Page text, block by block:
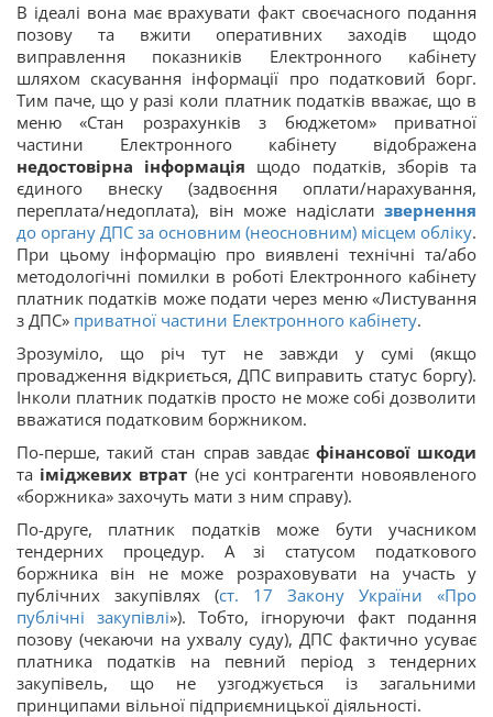
В ідеалі вона має врахувати факт своєчасного подання
позову та вжити оперативних заходів щодо
виправлення показників Електронного кабінету
шляхом скасування інформації про податковий борг.
Тим паче, що у разі коли платник податків вважає, що в
меню «Стан розрахунків з бюджетом» приватної
частини Електронного кабінету відображена
недостовірна інформація щодо податків, зборів та
єдиного внеску (задвоєння оплати/нарахування,
переплата/недоплата), він може надіслати звернення
до органу ДПС за основним (неосновним) місцем обліку.
При цьому інформацію про виявлені технічні та/або
методологічні помилки в роботі Електронного кабінету
платник податків може подати через меню «Листування
з ДПС» приватної частини Електронного кабінету.
Зрозуміло, що річ тут не завжди у сумі (якщо
провадження відкриється, ДПС виправить статус боргу).
Інколи платник податків просто не може собі дозволити
вважатися податковим боржником.
По-перше, такий стан справ завдає фінансової шкоди
та іміджевих втрат (не усі контрагенти новоявленого
«боржника» захочуть мати з ним справу).
По-друге, платник податків може бути учасником
тендерних процедур. А зі статусом податкового
боржника він не може розраховувати на участь у
публічних закупівлях (ст. 17 Закону України «Про
публічні закупівлі»). Тобто, ігноруючи факт подання
позову (чекаючи на ухвалу суду), ДПС фактично усуває
платника податків на певний період з тендерних
закупівель, що не узгоджується із загальними
принципами вільної підприємницької діяльності.